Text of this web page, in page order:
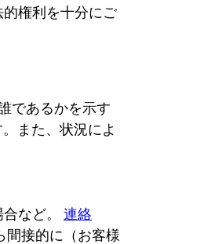
権利を十分にご
であるかを示す
また、状況によ
など。 連絡
間接的に（お客様